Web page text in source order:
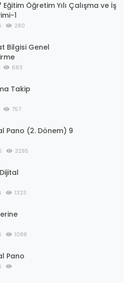
Öğretim Yılı Çalışma ve İş
1
280
Bilgisi Genel
683
Takip
757
Pano (2. Dönem) 9
3285
1323
1088
Pano